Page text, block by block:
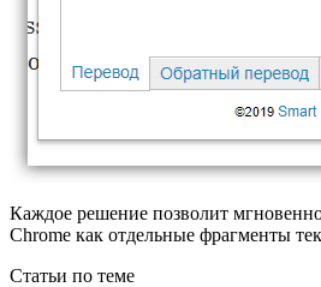
Каждое решение позволит
Chrome как отдельные фрагменты
Статьи по теме